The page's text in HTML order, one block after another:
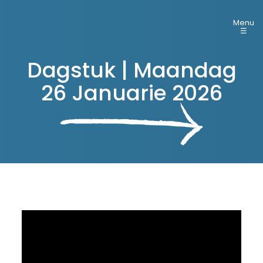
Menu
☰
Dagstuk | Maandag
26 Januarie 2026